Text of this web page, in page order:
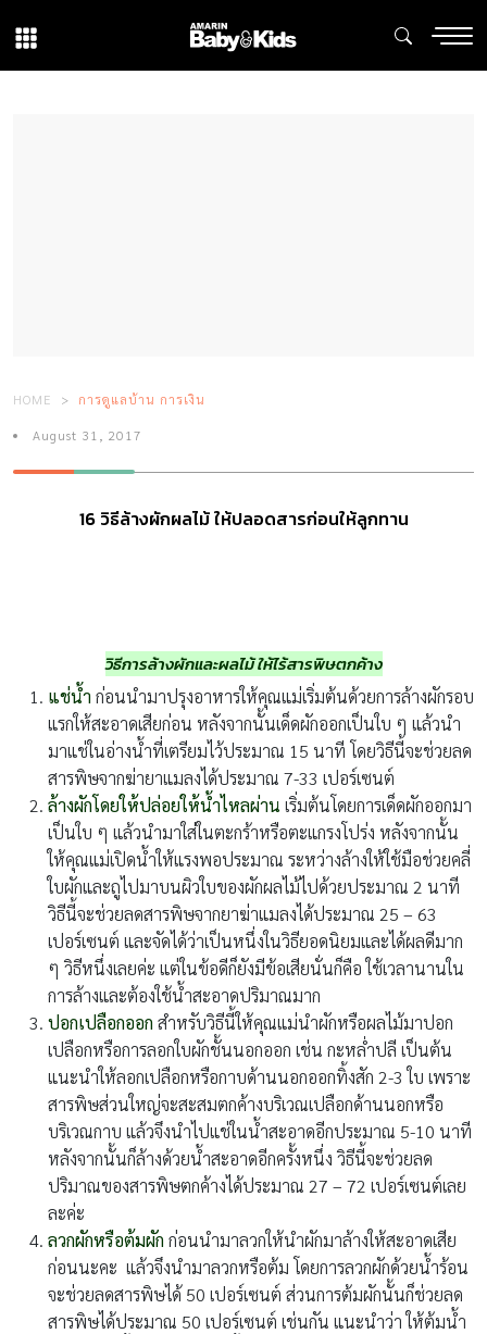
HOME การดูแลบ้าน การเงิน
August 31, 2017
16 วิธีล้างผักผลไม้ ให้ปลอดสารก่อนให้ลูกทาน
วิธีการล้างผักและผลไม้ ให้ไร้สารพิษตกค้าง
แช่น้ำ ก่อนนำมาปรุงอาหารให้คุณแม่เริ่มต้นด้วยการล้างผักรอบ
แรกให้สะอาดเสียก่อน หลังจากนั้นเด็ดผักออกเป็นใบ ๆ แล้วนำ
มาแช่ในอ่างน้ำที่เตรียมไว้ประมาณ 15 นาที โดยวิธีนี้จะช่วยลด
สารพิษจากฆ่ายาแมลงได้ประมาณ 7-33 เปอร์เซนต์
ล้างผักโดยให้ปล่อยให้น้ำไหลผ่าน เริ่มต้นโดยการเด็ดผักออกมา
เป็นใบ ๆ แล้วนำมาใส่ในตะกร้าหรือตะแกรงโปร่ง หลังจากนั้น
ให้คุณแม่เปิดน้ำให้แรงพอประมาณ ระหว่างล้างให้ใช้มือช่วยคลี่
ใบผักและถูไปมาบนผิวใบของผักผลไม้ไปด้วยประมาณ 2 นาที
วิธีนี้จะช่วยลดสารพิษจากยาฆ่าแมลงได้ประมาณ 25 – 63
เปอร์เซนต์ และจัดได้ว่าเป็นหนึ่งในวิธียอดนิยมและได้ผลดีมาก
ๆ วิธีหนึ่งเลยค่ะ แต่ในข้อดีก็ยังมีข้อเสียนั่นก็คือ ใช้เวลานานใน
การล้างและต้องใช้น้ำสะอาดปริมาณมาก
ปอกเปลือกออก สำหรับวิธีนี้ให้คุณแม่นำผักหรือผลไม้มาปอก
เปลือกหรือการลอกใบผักชั้นนอกออก เช่น กะหล่ำปลี เป็นต้น
แนะนำให้ลอกเปลือกหรือกาบด้านนอกออกทิ้งสัก 2-3 ใบ เพราะ
สารพิษส่วนใหญ่จะสะสมตกค้างบริเวณเปลือกด้านนอกหรือ
บริเวณกาบ แล้วจึงนำไปแช่ในน้ำสะอาดอีกประมาณ 5-10 นาที
หลังจากนั้นก็ล้างด้วยน้ำสะอาดอีกครั้งหนึ่ง วิธีนี้จะช่วยลด
ปริมาณของสารพิษตกค้างได้ประมาณ 27 – 72 เปอร์เซนต์เลย
ละค่ะ
ลวกผักหรือต้มผัก ก่อนนำมาลวกให้นำผักมาล้างให้สะอาดเสีย
ก่อนนะคะ แล้วจึงนำมาลวกหรือต้ม โดยการลวกผักด้วยน้ำร้อน
จะช่วยลดสารพิษได้ 50 เปอร์เซนต์ ส่วนการต้มผักนั้นก็ช่วยลด
สารพิษได้ประมาณ 50 เปอร์เซนต์ เช่นกัน แนะนำว่า ให้ต้มน้ำ